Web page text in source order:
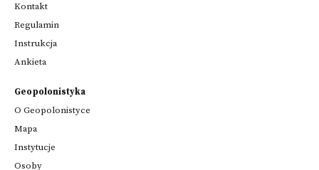
Kontakt
Regulamin
Instrukcja
Ankieta
Geopolonistyka
O Geopolonistyce
Mapa
Instytucje
Osoby